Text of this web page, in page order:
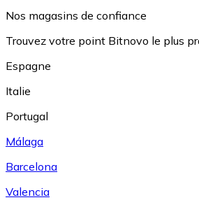
Nos magasins de confiance
Trouvez votre point Bitnovo le plus
Espagne
Italie
Portugal
Málaga
Barcelona
Valencia